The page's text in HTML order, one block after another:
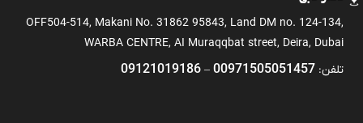
OFF504-514, Makani No. 31862 95843, Land DM no. 124-134,
WARBA CENTRE, AI Muraqqbat street, Deira, Dubai
تلفن: 00971505051457
–
09121019186